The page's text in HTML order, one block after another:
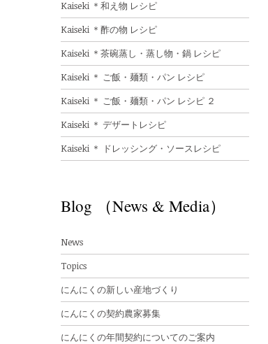
Kaiseki ＊和え物 レシピ
Kaiseki ＊酢の物 レシピ
Kaiseki ＊茶碗蒸し・蒸し物・鍋 レシピ
Kaiseki ＊ ご飯・麺類・パン レシピ
Kaiseki ＊ ご飯・麺類・パン レシピ ２
Kaiseki ＊ デザートレシピ
Kaiseki ＊ ドレッシング・ソースレシピ
Blog （News & Media）
News
Topics
にんにくの新しい産地づくり
にんにくの契約農家募集
にんにくの年間契約についてのご案内